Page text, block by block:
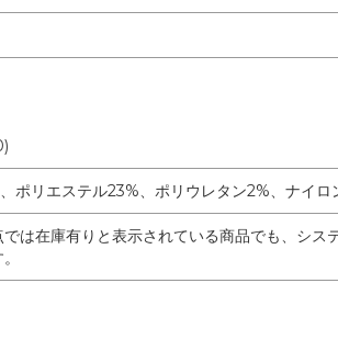
ポリエステル23%、ポリウレタン2%、ナイロ
は在庫有りと表示されている商品でも、シス